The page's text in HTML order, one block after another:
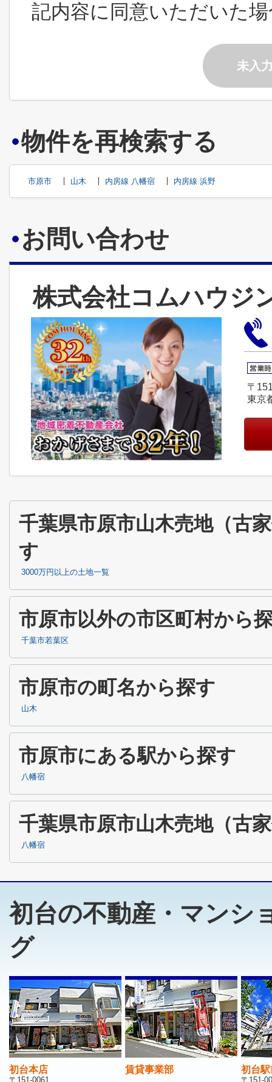
記内容に同意いただいた
未入
物件を再検索する
市原市 山木 内房線 八幡宿 内房線 浜野
お問い合わせ
株式会社コムハウジ
〒
東京
千葉県市原市山木売地（古
す
3000万円以上の土地一覧
市原市以外の市区町村から
千葉市若葉区
市原市の町名から探す
山木
市原市にある駅から探す
八幡宿
千葉県市原市山木売地（古
八幡宿
初台の不動産・マンシ
グ
初台本店
〒151-0061
賃貸事業部 初台
〒151-